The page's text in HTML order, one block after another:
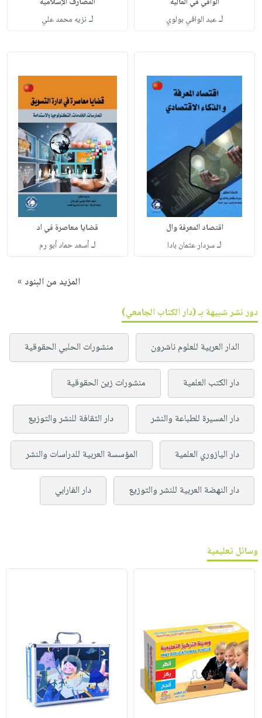
لـعبد الوافي بولوي لـ نزيه محمد علي
اقتصاد المعرفة وال
لـسردار عثمان بادا
قضايا معاصرة في اد
لـأسعد حماد أبو رم
المزيد من البنود »
دور نشر شبيهة بـ (دار الكتاب الجامعي)
الدار العربية للعلوم ناشرون منشورات الحلبي الحقوقية
دار الكتب العلمية منشورات زين الحقوقية
دار المسيرة للطباعة والنشر دار الثقافة للنشر والتوزيع
دار اليازوري العلمية المؤسسة العربية للدراسات والنشر
دار النهضة العربية للنشر والتوزيع دار الفارابي
وسائل تعليمية